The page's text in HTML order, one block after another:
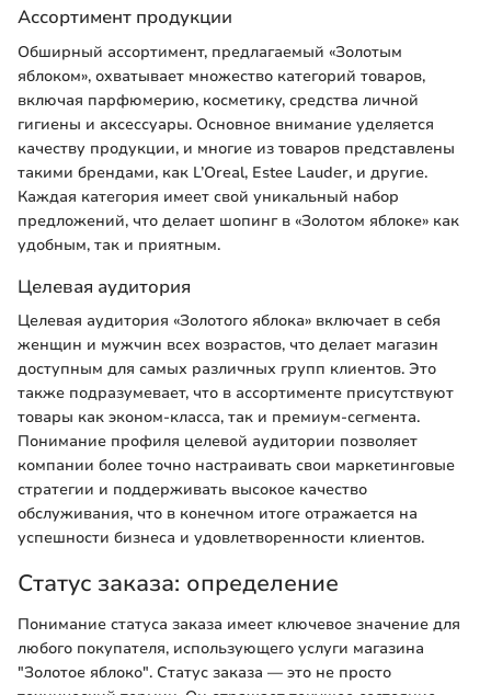
Ассортимент продукции
Обширный ассортимент, предлагаемый «Золотым
яблоком», охватывает множество категорий товаров,
включая парфюмерию, косметику, средства личной
гигиены и аксессуары. Основное внимание уделяется
качеству продукции, и многие из товаров представлены
такими брендами, как L’Oreal, Estee Lauder, и другие.
Каждая категория имеет свой уникальный набор
предложений, что делает шопинг в «Золотом яблоке» как
удобным, так и приятным.
Целевая аудитория
Целевая аудитория «Золотого яблока» включает в себя
женщин и мужчин всех возрастов, что делает магазин
доступным для самых различных групп клиентов. Это
также подразумевает, что в ассортименте присутствуют
товары как эконом-класса, так и премиум-сегмента.
Понимание профиля целевой аудитории позволяет
компании более точно настраивать свои маркетинговые
стратегии и поддерживать высокое качество
обслуживания, что в конечном итоге отражается на
успешности бизнеса и удовлетворенности клиентов.
Статус заказа: определение
Понимание статуса заказа имеет ключевое значение для
любого покупателя, использующего услуги магазина
"Золотое яблоко". Статус заказа — это не просто